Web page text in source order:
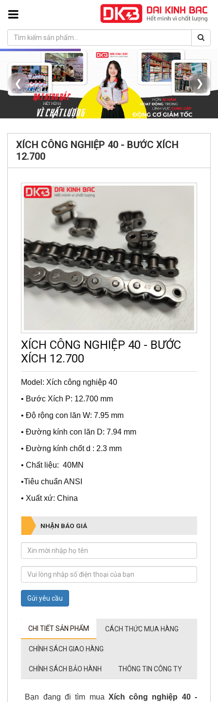
❮ ❯
XÍCH CÔNG NGHIỆP 40 - BƯỚC XÍCH
12.700
XÍCH CÔNG NGHIỆP 40 - BƯỚC
XÍCH 12.700
Model: Xích công nghiệp 40
• Bước Xích P: 12.700 mm
• Độ rộng con lăn W: 7.95 mm
• Đường kính con lăn D: 7.94 mm
• Đường kính chốt d : 2.3 mm
• Chất liệu: 40MN
•Tiêu chuẩn ANSI
• Xuất xứ: China
NHẬN BÁO GIÁ
Gửi yêu cầu
CHI TIẾT SẢN PHẨM CÁCH THỨC MUA HÀNG
CHÍNH SÁCH GIAO HÀNG
CHÍNH SÁCH BẢO HÀNH THÔNG TIN CÔNG TY
Bạn đang đi tìm mua Xích công nghiệp 40 -